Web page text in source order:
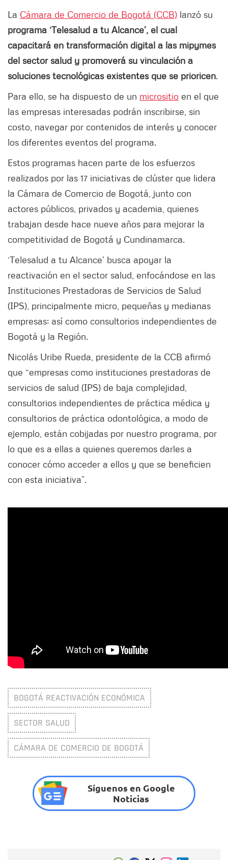
La Cámara de Comercio de Bogotá (CCB) lanzó su
programa ‘Telesalud a tu Alcance’, el cual
capacitará en transformación digital a las mipymes
del sector salud y promoverá su vinculación a
soluciones tecnológicas existentes que se prioricen.
Para ello, se ha dispuesto de un micrositio en el que
las empresas interesadas podrán inscribirse, sin
costo, navegar por contenidos de interés y conocer
los diferentes eventos del programa.
Estos programas hacen parte de los esfuerzos
realizados por las 17 iniciativas de clúster que lidera
la Cámara de Comercio de Bogotá, junto con
actores públicos, privados y academia, quienes
trabajan desde hace nueve años para mejorar la
competitividad de Bogotá y Cundinamarca.
‘Telesalud a tu Alcance’ busca apoyar la
reactivación en el sector salud, enfocándose en las
Instituciones Prestadoras de Servicios de Salud
(IPS), principalmente micro, pequeñas y medianas
empresas; así como consultorios independientes de
Bogotá y la Región.
Nicolás Uribe Rueda, presidente de la CCB afirmó
que “empresas como instituciones prestadoras de
servicios de salud (IPS) de baja complejidad,
consultorios independientes de práctica médica y
consultorios de práctica odontológica, a modo de
ejemplo, están cobijadas por nuestro programa, por
lo que es a ellas a quienes queremos darles a
conocer cómo acceder a ellos y que se beneficien
con esta iniciativa”.
BOGOTÁ REACTIVACIÓN ECONÓMICA
SECTOR SALUD
CÁMARA DE COMERCIO DE BOGOTÁ
Síguenos en Google
Noticias